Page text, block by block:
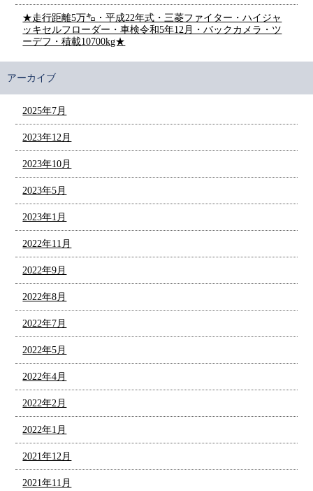
★走行距離5万㌔・平成22年式・三菱ファイター・ハイジャ
ッキセルフローダー・車検令和5年12月・バックカメラ・ツ
ーデフ・積載10700kg★
アーカイブ
2025年7月
2023年12月
2023年10月
2023年5月
2023年1月
2022年11月
2022年9月
2022年8月
2022年7月
2022年5月
2022年4月
2022年2月
2022年1月
2021年12月
2021年11月